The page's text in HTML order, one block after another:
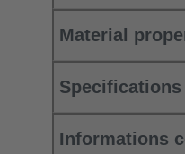
Material
Informations